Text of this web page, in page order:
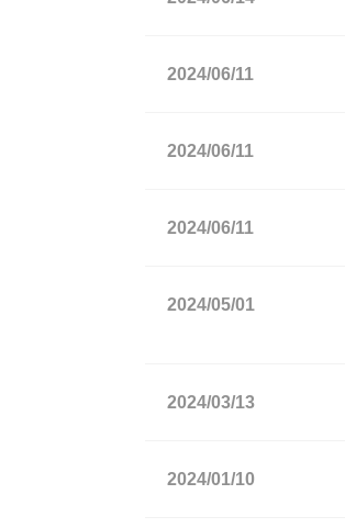
2024/06/11
2024/06/11
2024/06/11
2024/05/01
2024/03/13
2024/01/10